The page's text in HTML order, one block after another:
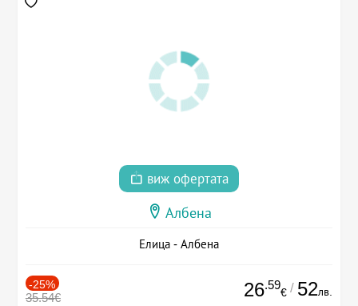
виж офертата
Албена
Елица - Албена
-25%
35.54€ 26.59
€ / 52лв.